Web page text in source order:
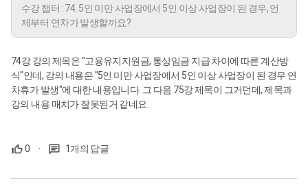
수강 챕터 : 74. 5인 미만 사업장에서 5인 이상 사업장이 된 경우, 언
제부터 연차가 발생할까요?
74강 강의 제목은 "고용유지지원금, 통상임금 지급 차이에 따른 계산방
식"인데, 강의 내용은 "5인 미만 사업장에서 5인 이상 사업장이 된 경우 연
차휴가 발생"에 대한 내용입니다. 그 다음 75강 제목이 그거던데, 제목과
강의 내용 매치가 잘못된거 같네요.
0 · 1개의 답글